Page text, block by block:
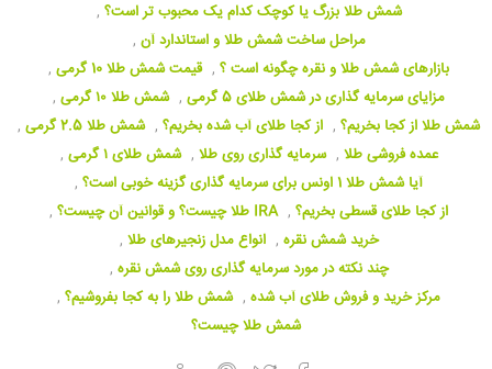
شمش طلا بزرگ یا کوچک کدام یک محبوب تر است؟ ,
مراحل ساخت شمش طلا و استاندارد آن ,
بازارهای شمش طلا و نقره چگونه است ؟ , قیمت شمش طلا 10 گرمی
,
مزایای سرمایه گذاری در شمش طلای 5 گرمی
, شمش طلا ۱۰ گرمی
,
شمش طلا از کجا بخریم؟ , از کجا طلای آب شده بخریم؟ , شمش طلا 2.5 گرمی
,
عمده فروشی طلا , سرمایه گذاری روی طلا , شمش طلای ۱ گرمی
,
آیا شمش طلا 1 اونس برای سرمایه گذاری گزینه خوبی است؟
,
از کجا طلای قسطی بخریم؟ , IRA طلا چیست؟ و قوانین آن چیست؟
,
خرید شمش نقره , انواع مدل زنجیرهای طلا ,
چند نکته در مورد سرمایه گذاری روی شمش نقره ,
مرکز خرید و فروش طلای آب شده , شمش طلا را به کجا بفروشیم؟ ,
شمش طلا چیست؟